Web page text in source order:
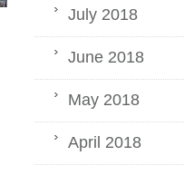
July 2018
June 2018
May 2018
April 2018